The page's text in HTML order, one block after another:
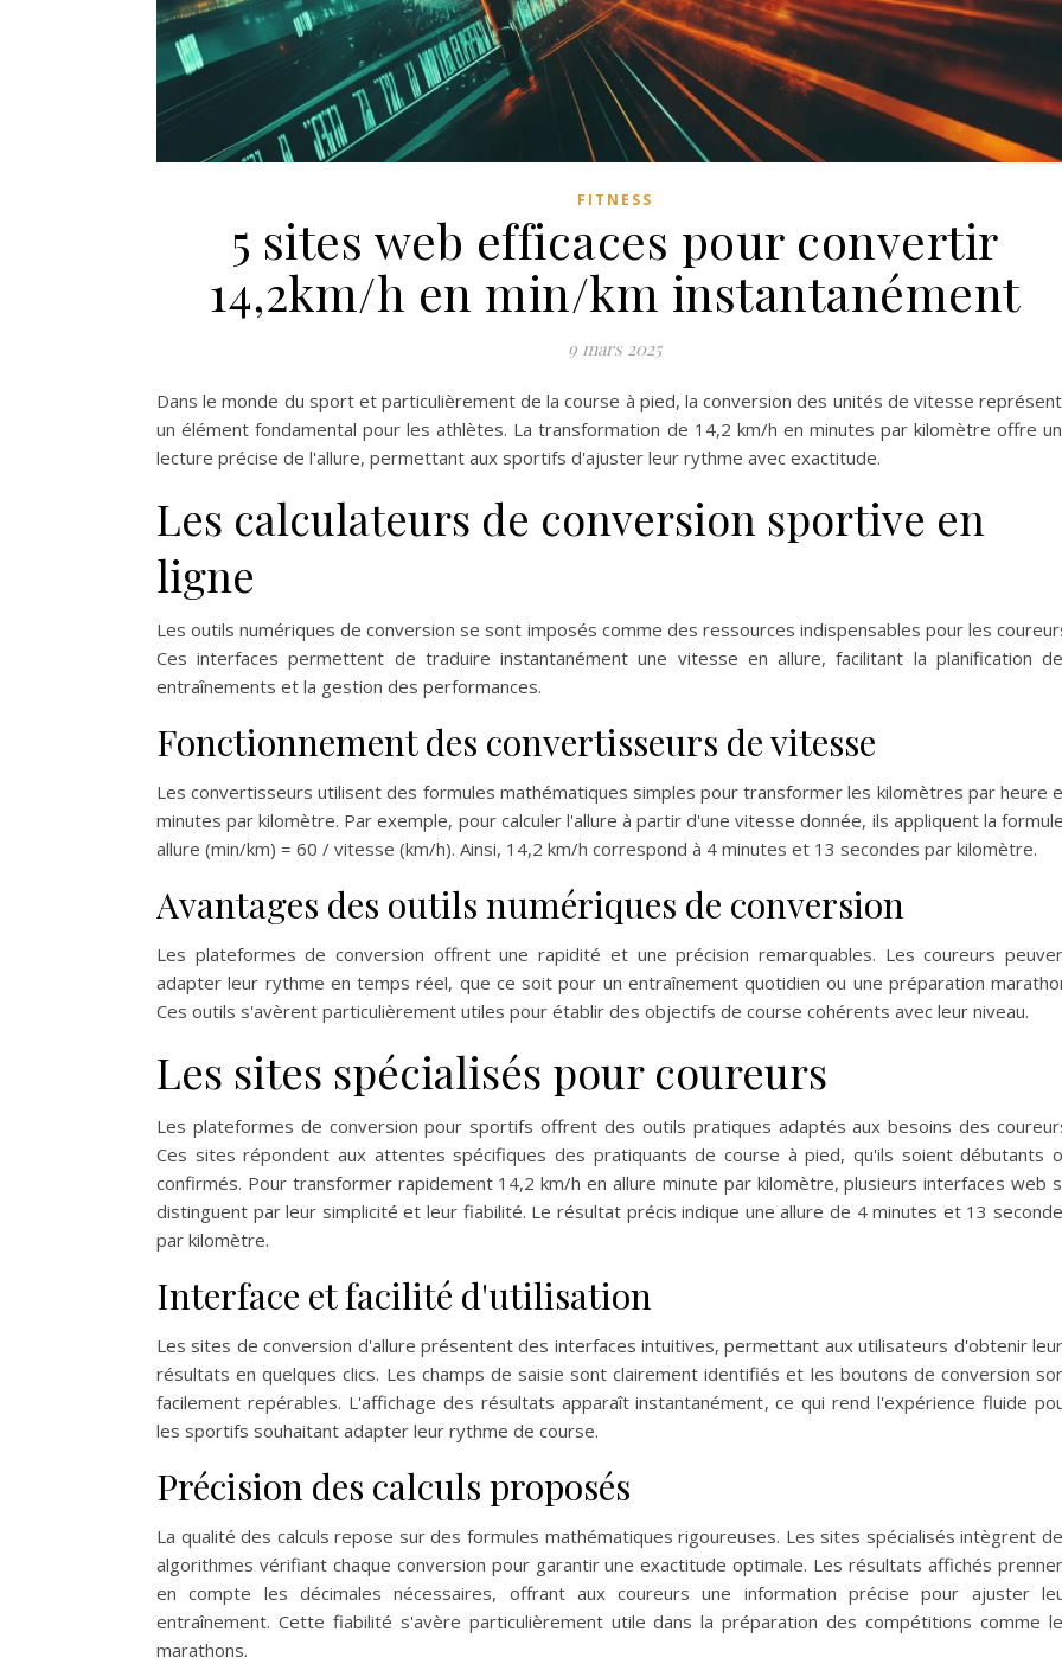
FITNESS
5 sites web efficaces pour convertir
14,2km/h en min/km instantanément
9 mars 2025
Dans le monde du sport et particulièrement de la course à pied, la conversion des unités de vitesse
un élément fondamental pour les athlètes. La transformation de 14,2 km/h en minutes par kilomètre offre
lecture précise de l'allure, permettant aux sportifs d'ajuster leur rythme avec exactitude.
Les calculateurs de conversion sportive en
ligne
Les outils numériques de conversion se sont imposés comme des ressources indispensables pour les
Ces interfaces permettent de traduire instantanément une vitesse en allure, facilitant la planification
entraînements et la gestion des performances.
Fonctionnement des convertisseurs de vitesse
Les convertisseurs utilisent des formules mathématiques simples pour transformer les kilomètres par heure
minutes par kilomètre. Par exemple, pour calculer l'allure à partir d'une vitesse donnée, ils appliquent la
allure (min/km) = 60 / vitesse (km/h). Ainsi, 14,2 km/h correspond à 4 minutes et 13 secondes par kilomètre.
Avantages des outils numériques de conversion
Les plateformes de conversion offrent une rapidité et une précision remarquables. Les coureurs
adapter leur rythme en temps réel, que ce soit pour un entraînement quotidien ou une préparation
Ces outils s'avèrent particulièrement utiles pour établir des objectifs de course cohérents avec leur niveau.
Les sites spécialisés pour coureurs
Les plateformes de conversion pour sportifs offrent des outils pratiques adaptés aux besoins des
Ces sites répondent aux attentes spécifiques des pratiquants de course à pied, qu'ils soient débutants
confirmés. Pour transformer rapidement 14,2 km/h en allure minute par kilomètre, plusieurs interfaces web
distinguent par leur simplicité et leur fiabilité. Le résultat précis indique une allure de 4 minutes et 13
par kilomètre.
Interface et facilité d'utilisation
Les sites de conversion d'allure présentent des interfaces intuitives, permettant aux utilisateurs d'obtenir
résultats en quelques clics. Les champs de saisie sont clairement identifiés et les boutons de conversion
facilement repérables. L'affichage des résultats apparaît instantanément, ce qui rend l'expérience fluide
les sportifs souhaitant adapter leur rythme de course.
Précision des calculs proposés
La qualité des calculs repose sur des formules mathématiques rigoureuses. Les sites spécialisés intègrent
algorithmes vérifiant chaque conversion pour garantir une exactitude optimale. Les résultats affichés
en compte les décimales nécessaires, offrant aux coureurs une information précise pour ajuster
entraînement. Cette fiabilité s'avère particulièrement utile dans la préparation des compétitions comme
marathons.